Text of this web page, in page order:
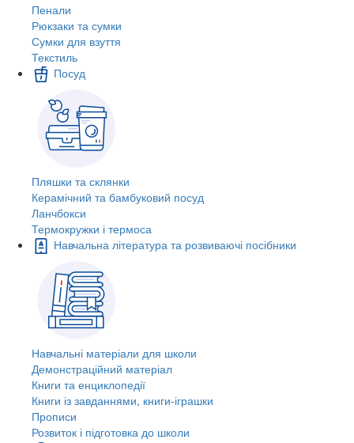
Пенали
Рюкзаки та сумки
Сумки для взуття
Текстиль
Посуд
Пляшки та склянки
Керамічний та бамбуковий посуд
Ланчбокси
Термокружки і термоса
Навчальна література та розвиваючі посібники
Навчальні матеріали для школи
Демонстраційний матеріал
Книги та енциклопедії
Книги із завданнями, книги-іграшки
Прописи
Розвиток і підготовка до школи